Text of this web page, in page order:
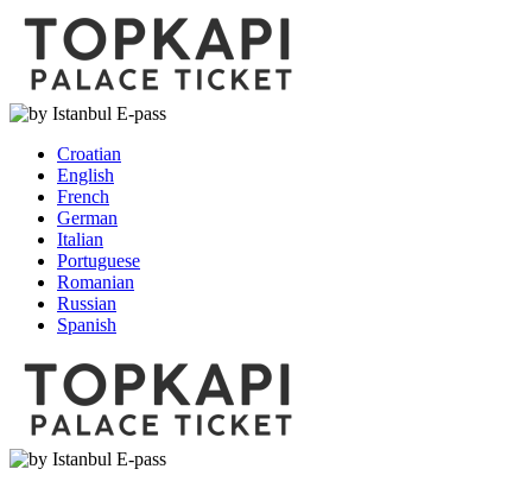
Croatian
English
French
German
Italian
Portuguese
Romanian
Russian
Spanish